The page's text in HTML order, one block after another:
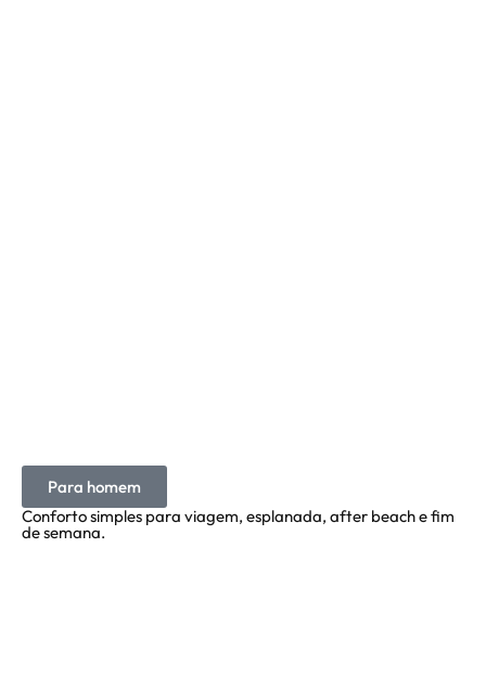
Para homem
Conforto simples para viagem, esplanada, after beach e fim
de semana.